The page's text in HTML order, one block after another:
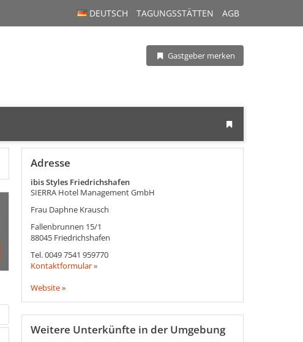
DEUTSCH TAGUNGSSTÄTTEN AGB
Gastgeber merken
Adresse
ibis Styles Friedrichshafen
SIERRA Hotel Management GmbH
Frau Daphne Krausch
Fallenbrunnen 15/1
88045 Friedrichshafen
Tel.0049 7541 959770
Kontaktformular »
Website »
Weitere Unterkünfte in der Umgebung